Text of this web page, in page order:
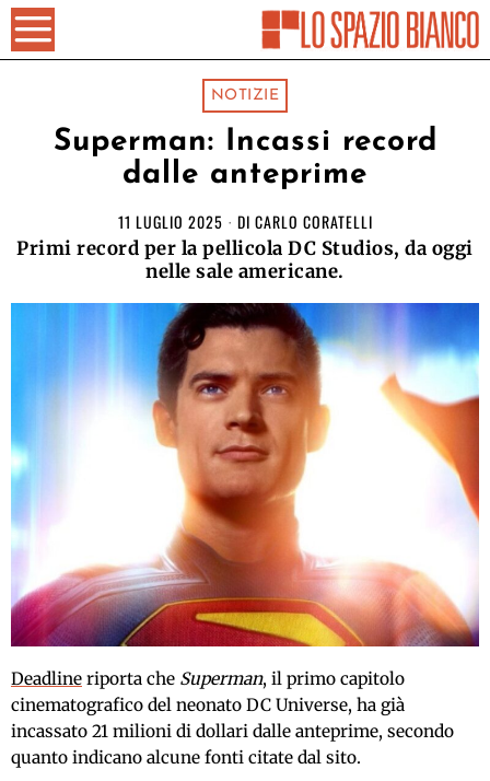
NOTIZIE
Superman: Incassi record
dalle anteprime
11 LUGLIO 2025 DI CARLO CORATELLI
Primi record per la pellicola DC Studios, da oggi
nelle sale americane.
Deadline riporta che Superman, il primo capitolo
cinematografico del neonato DC Universe, ha già
incassato 21 milioni di dollari dalle anteprime, secondo
quanto indicano alcune fonti citate dal sito.